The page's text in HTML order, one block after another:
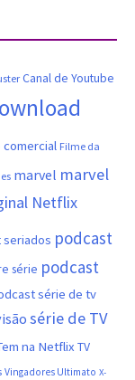
Canal de Youtube
comercial Filme da
marvel marvel
Netflix
podcast
série podcast
série de tv
série de TV
na Netflix TV
Vingadores Ultimato X-